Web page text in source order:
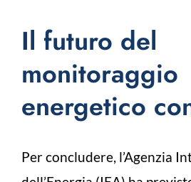
Il futuro del
monitoraggio
energetico
Per concludere, l’Agenzia